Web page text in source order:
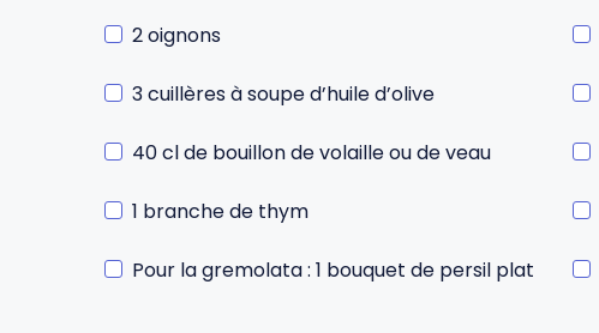
Tires-bouchons
Aiguiseurs
Planches à découper
2 oignons
3 cuillères à soupe d’huile d’olive
40 cl de bouillon de volaille ou de veau
1 branche de thym
Pour la gremolata : 1 bouquet de persil plat